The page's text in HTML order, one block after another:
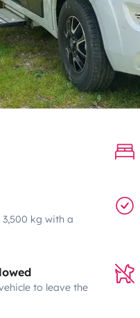
kg with a
to leave the